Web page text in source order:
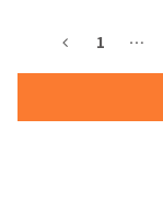
テキーラの飲み方
1 …